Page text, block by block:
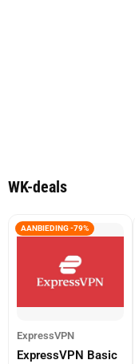
WK-deals
AANBIEDING -79%
ExpressVPN
ExpressVPN Basic